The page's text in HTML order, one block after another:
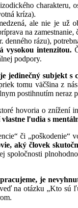
charakteru,
kríza).
ale nie je už
na
denného rázu),
vysokou intenzitou.
podpory.
jedinečný subjekt
tomu väčšina z
postihnutím
hovoria o znížení
ľudia s
či „poškodenie“
aký človek
spoločnosti
je
na otázku „Kto sú